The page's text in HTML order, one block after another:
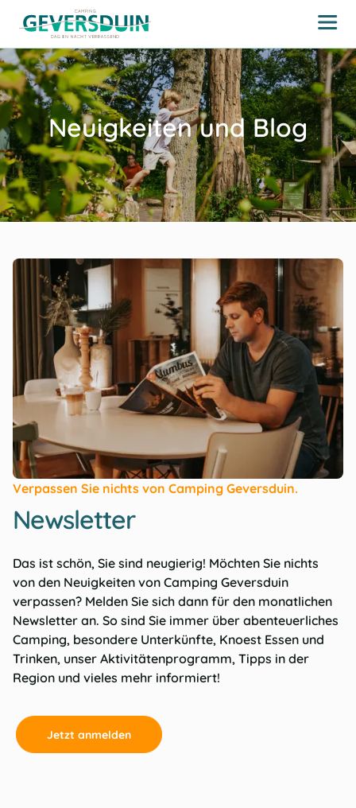
Neuigkeiten und Blog
Verpassen Sie nichts von Camping Geversduin.
Newsletter
Das ist schön, Sie sind neugierig! Möchten Sie nichts
von den Neuigkeiten von Camping Geversduin
verpassen? Melden Sie sich dann für den monatlichen
Newsletter an. So sind Sie immer über abenteuerliches
Camping, besondere Unterkünfte, Knoest Essen und
Trinken, unser Aktivitätenprogramm, Tipps in der
Region und vieles mehr informiert!
Jetzt anmelden